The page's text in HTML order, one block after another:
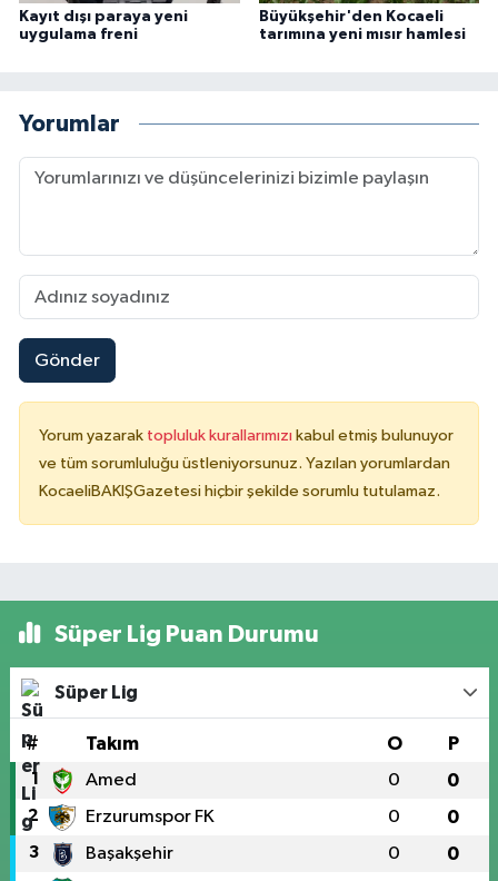
Kayıt dışı paraya yeni
uygulama freni
Büyükşehir'den Kocaeli
tarımına yeni mısır hamlesi
Yorumlar
Gönder
Yorum yazarak topluluk kurallarımızı kabul etmiş bulunuyor
ve tüm sorumluluğu üstleniyorsunuz. Yazılan yorumlardan
KocaeliBAKIŞGazetesi hiçbir şekilde sorumlu tutulamaz.
Süper Lig Puan Durumu
Süper Lig
# Takım O P
1 Amed 0 0
2 Erzurumspor FK 0 0
3 Başakşehir 0 0